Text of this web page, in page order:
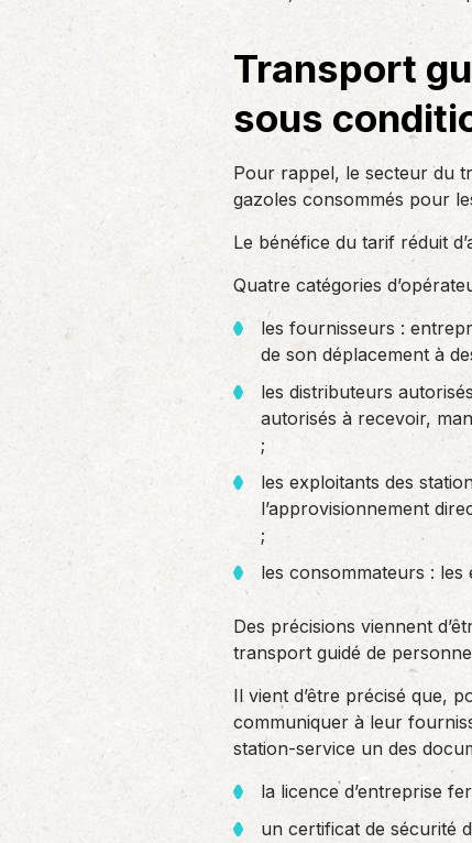
un nouvel associé…
de
Accompagnement des
En tant qu’employeur, vous êtes soumis
à des obligations et à une légalisation
Transport
sous
Pour rappel, le secteur du
gazoles consommés pour
Le bénéfice du tarif réduit
Quatre catégories
les fournisseurs :
de son déplacement à
les distributeurs
autorisés à recevoir,
;
les exploitants des
l’approvisionnement
;
les consommateurs : les
Des précisions viennent
transport guidé de
Il vient d’être précisé que,
communiquer à leur
station-service un des
la licence d’entreprise
un certificat de sécurité